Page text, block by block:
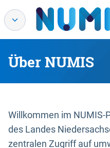
Über NUMIS
Willkommen im NUMIS-
des Landes
zentralen Zugriff auf